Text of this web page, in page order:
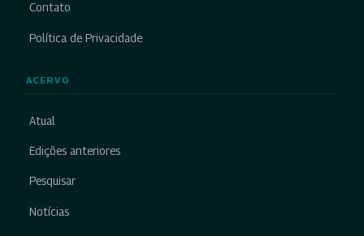
Contato
Política de Privacidade
ACERVO
Atual
Edições anteriores
Pesquisar
Notícias